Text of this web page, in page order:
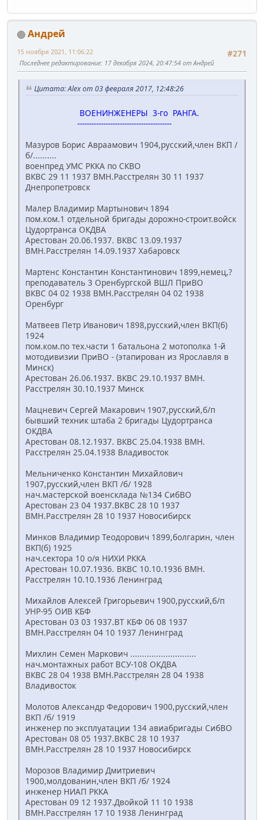
Андрей
#271
15 ноября 2021, 11:06:22
Последнее редактирование: 17 декабря 2024, 20:47:54 от Андрей
Цитата: Alex от 03 февраля 2017, 12:48:26
ВОЕНИНЖЕНЕРЫ 3-го РАНГА.
----------------------------------------
Мазуров Борис Авраамович 1904,русский,член ВКП /
б/..........
военпред УМС РККА по СКВО
ВКВС 29 11 1937 ВМН.Расстрелян 30 11 1937
Днепропетровск
Малер Владимир Мартынович 1894
пом.ком.1 отдельной бригады дорожно-строит.войск
Цудортранса ОКДВА
Арестован 20.06.1937. ВКВС 13.09.1937
ВМН.Расстрелян 14.09.1937 Хабаровск
Мартенс Константин Константинович 1899,немец,?
преподаватель 3 Оренбургской ВШЛ ПриВО
ВКВС 04 02 1938 ВМН.Расстрелян 04 02 1938
Оренбург
Матвеев Петр Иванович 1898,русский,член ВКП(б)
1924
пом.ком.по тех.части 1 батальона 2 мотополка 1-й
мотодивизии ПриВО - (этапирован из Ярославля в
Минск)
Арестован 26.06.1937. ВКВС 29.10.1937 ВМН.
Расстрелян 30.10.1937 Минск
Мацневич Сергей Макарович 1907,русский,б/п
бывший техник штаба 2 бригады Цудортранса
ОКДВА
Арестован 08.12.1937. ВКВС 25.04.1938 ВМН.
Расстрелян 25.04.1938 Владивосток
Мельниченко Константин Михайлович
1907,русский,член ВКП /б/ 1928
нач.мастерской военсклада №134 СибВО
Арестован 23 04 1937.ВКВС 28 10 1937
ВМН.Расстрелян 28 10 1937 Новосибирск
Минков Владимир Теодорович 1899,болгарин, член
ВКП(б) 1925
нач.сектора 10 о/я НИХИ РККА
Арестован 10.07.1936. ВКВС 10.10.1936 ВМН.
Расстрелян 10.10.1936 Ленинград
Михайлов Алексей Григорьевич 1900,русский,б/п
УНР-95 ОИВ КБФ
Арестован 03 03 1937.ВТ КБФ 06 08 1937
ВМН.Расстрелян 04 10 1937 Ленинград
Михлин Семен Маркович ............................
нач.монтажных работ ВСУ-108 ОКДВА
ВКВС 28 04 1938 ВМН.Расстрелян 28 04 1938
Владивосток
Молотов Александр Федорович 1900,русский,член
ВКП /б/ 1919
инженер по эксплуатации 134 авиабригады СибВО
Арестован 08 05 1937.ВКВС 28 10 1937
ВМН.Расстрелян 28 10 1937 Новосибирск
Морозов Владимир Дмитриевич
1900,молдованин,член ВКП /б/ 1924
инженер НИАП РККА
Арестован 09 12 1937.Двойкой 11 10 1938
ВМН.Расстрелян 17 10 1938 Ленинград